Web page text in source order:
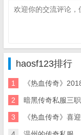
haosf123排行
1 《热血传奇》
2 暗黑传奇私服三
3 《热血传奇》喜